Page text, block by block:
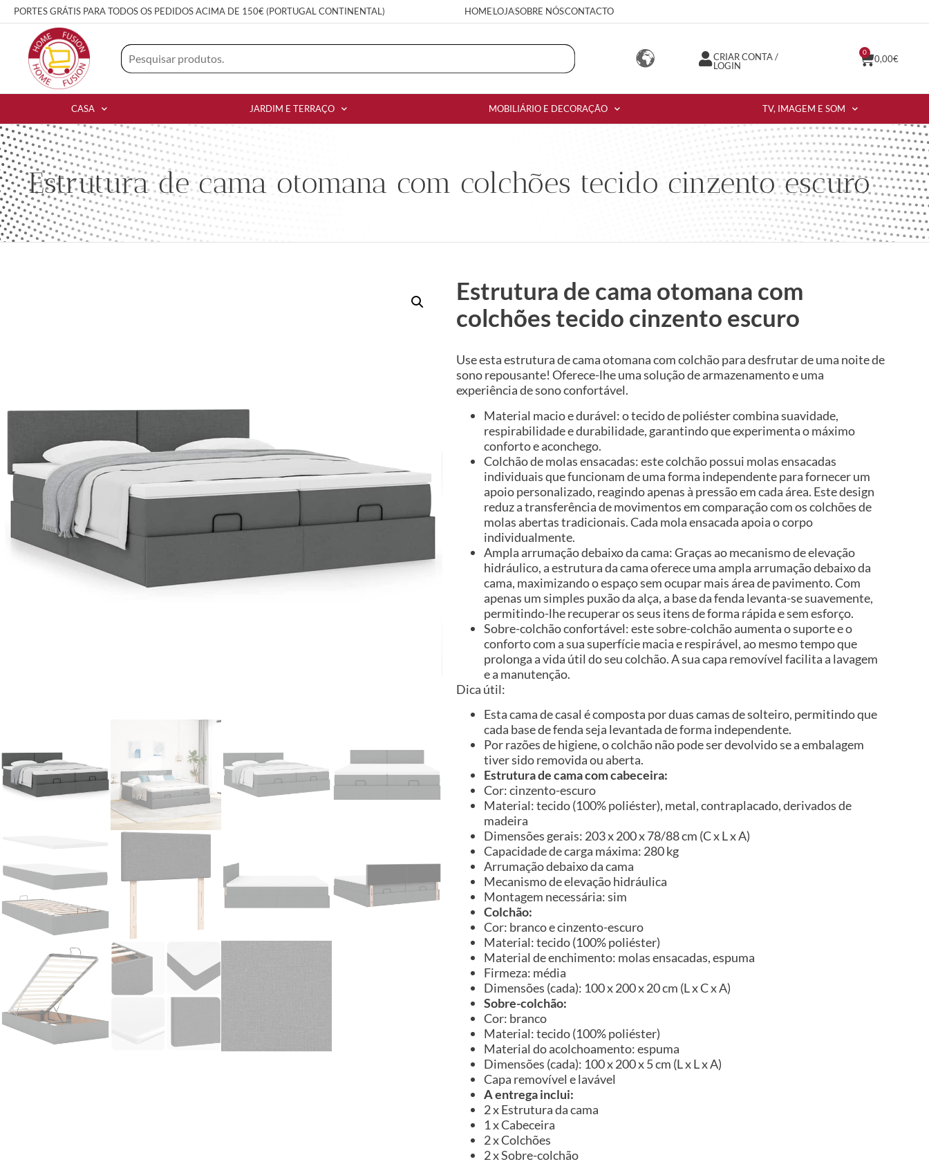
PORTES GRÁTIS PARA TODOS OS PEDIDOS ACIMA DE 150€ (PORTUGAL CONTINENTAL) HOMELOJASOBRE NÓSCONTACTO
CRIAR CONTA /
LOGIN
0,00€
0
CASA JARDIM E TERRAÇO MOBILIÁRIO E DECORAÇÃO TV, IMAGEM E SOM
Estrutura de cama otomana com colchões tecido cinzento escuro
Estrutura de cama otomana com
colchões tecido cinzento escuro
Use esta estrutura de cama otomana com colchão para desfrutar de uma noite de
sono repousante! Oferece-lhe uma solução de armazenamento e uma
experiência de sono confortável.
Material macio e durável: o tecido de poliéster combina suavidade,
respirabilidade e durabilidade, garantindo que experimenta o máximo
conforto e aconchego.
Colchão de molas ensacadas: este colchão possui molas ensacadas
individuais que funcionam de uma forma independente para fornecer um
apoio personalizado, reagindo apenas à pressão em cada área. Este design
reduz a transferência de movimentos em comparação com os colchões de
molas abertas tradicionais. Cada mola ensacada apoia o corpo
individualmente.
Ampla arrumação debaixo da cama: Graças ao mecanismo de elevação
hidráulico, a estrutura da cama oferece uma ampla arrumação debaixo da
cama, maximizando o espaço sem ocupar mais área de pavimento. Com
apenas um simples puxão da alça, a base da fenda levanta-se suavemente,
permitindo-lhe recuperar os seus itens de forma rápida e sem esforço.
Sobre-colchão confortável: este sobre-colchão aumenta o suporte e o
conforto com a sua superfície macia e respirável, ao mesmo tempo que
prolonga a vida útil do seu colchão. A sua capa removível facilita a lavagem
e a manutenção.
Dica útil:
Esta cama de casal é composta por duas camas de solteiro, permitindo que
cada base de fenda seja levantada de forma independente.
Por razões de higiene, o colchão não pode ser devolvido se a embalagem
tiver sido removida ou aberta.
Estrutura de cama com cabeceira:
Cor: cinzento-escuro
Material: tecido (100% poliéster), metal, contraplacado, derivados de
madeira
Dimensões gerais: 203 x 200 x 78/88 cm (C x L x A)
Capacidade de carga máxima: 280 kg
Arrumação debaixo da cama
Mecanismo de elevação hidráulica
Montagem necessária: sim
Colchão:
Cor: branco e cinzento-escuro
Material: tecido (100% poliéster)
Material de enchimento: molas ensacadas, espuma
Firmeza: média
Dimensões (cada): 100 x 200 x 20 cm (L x C x A)
Sobre-colchão:
Cor: branco
Material: tecido (100% poliéster)
Material do acolchoamento: espuma
Dimensões (cada): 100 x 200 x 5 cm (L x L x A)
Capa removível e lavável
A entrega inclui:
2 x Estrutura da cama
1 x Cabeceira
2 x Colchões
2 x Sobre-colchão